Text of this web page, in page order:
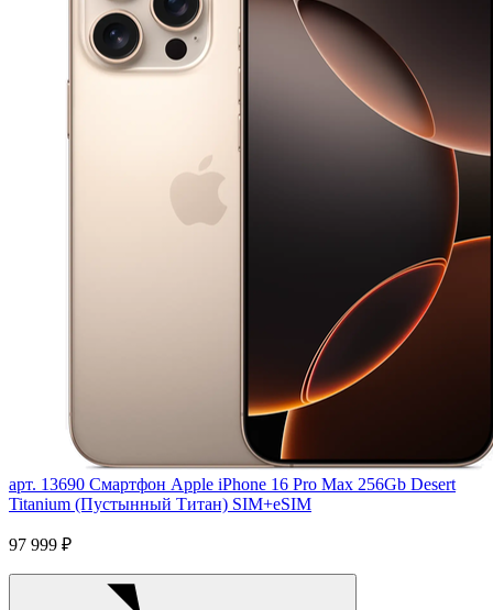
арт. 13690 Смартфон Apple iPhone 16 Pro Max 256Gb Desert
Titanium (Пустынный Титан) SIM+eSIM
97 999 ₽